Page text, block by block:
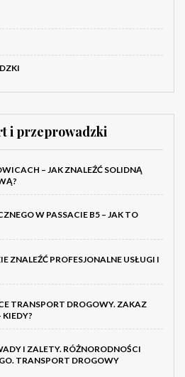
i przeprowadzki
– JAK ZNALEŹĆ SOLIDNĄ
W PASSACIE B5 – JAK TO
ZNALEŹĆ PROFESJONALNE USŁUGI I
TRANSPORT DROGOWY. ZAKAZ
KIEDY?
I ZALETY. RÓŻNORODNOŚCI
TRANSPORT DROGOWY